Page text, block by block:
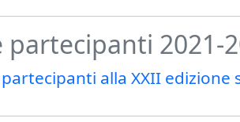
partecipanti 2021-
alla XXII edizione